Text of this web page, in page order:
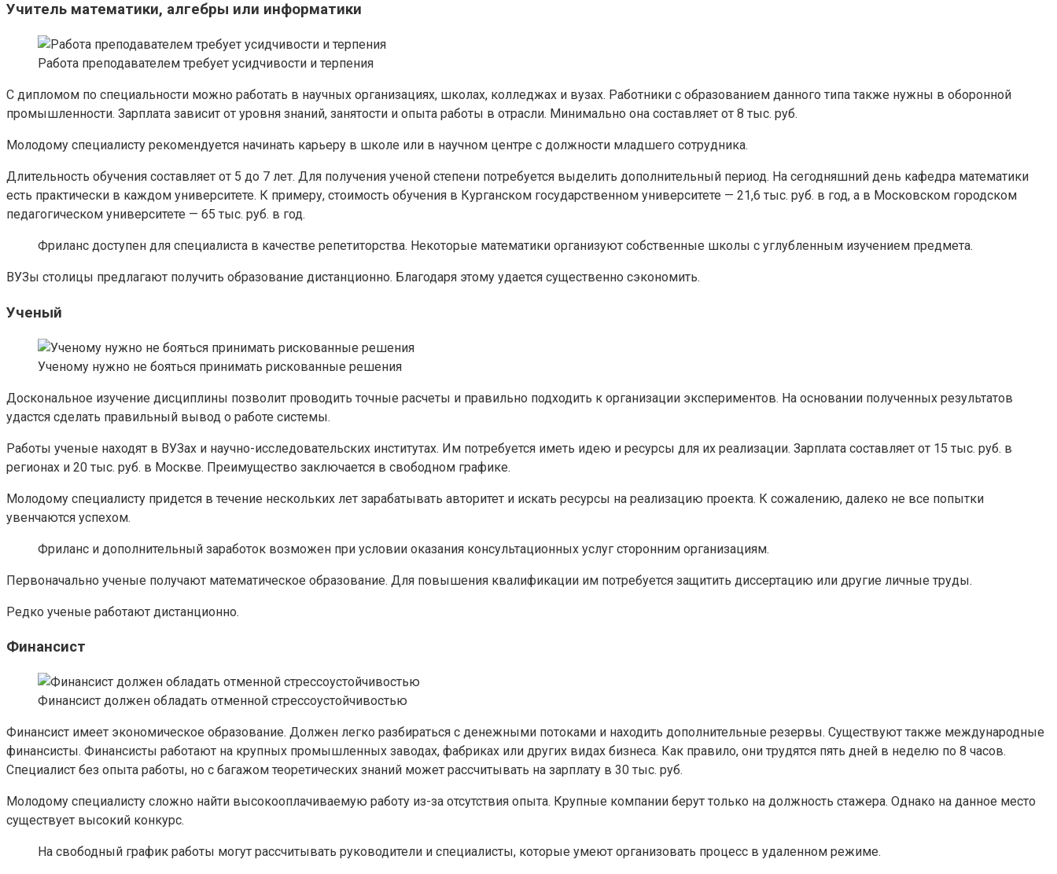
Учитель математики, алгебры или информатики
Работа преподавателем требует усидчивости и терпения
С дипломом по специальности можно работать в научных организациях, школах, колледжах и вузах. Работники с образованием данного типа также нужны в оборонной
промышленности. Зарплата зависит от уровня знаний, занятости и опыта работы в отрасли. Минимально она составляет от 8 тыс. руб.
Молодому специалисту рекомендуется начинать карьеру в школе или в научном центре с должности младшего сотрудника.
Длительность обучения составляет от 5 до 7 лет. Для получения ученой степени потребуется выделить дополнительный период. На сегодняшний день кафедра математики
есть практически в каждом университете. К примеру, стоимость обучения в Курганском государственном университете — 21,6 тыс. руб. в год, а в Московском городском
педагогическом университете — 65 тыс. руб. в год.
Фриланс доступен для специалиста в качестве репетиторства. Некоторые математики организуют собственные школы с углубленным изучением предмета.
ВУЗы столицы предлагают получить образование дистанционно. Благодаря этому удается существенно сэкономить.
Ученый
Ученому нужно не бояться принимать рискованные решения
Доскональное изучение дисциплины позволит проводить точные расчеты и правильно подходить к организации экспериментов. На основании полученных результатов
удастся сделать правильный вывод о работе системы.
Работы ученые находят в ВУЗах и научно-исследовательских институтах. Им потребуется иметь идею и ресурсы для их реализации. Зарплата составляет от 15 тыс. руб. в
регионах и 20 тыс. руб. в Москве. Преимущество заключается в свободном графике.
Молодому специалисту придется в течение нескольких лет зарабатывать авторитет и искать ресурсы на реализацию проекта. К сожалению, далеко не все попытки
увенчаются успехом.
Фриланс и дополнительный заработок возможен при условии оказания консультационных услуг сторонним организациям.
Первоначально ученые получают математическое образование. Для повышения квалификации им потребуется защитить диссертацию или другие личные труды.
Редко ученые работают дистанционно.
Финансист
Финансист должен обладать отменной стрессоустойчивостью
Финансист имеет экономическое образование. Должен легко разбираться с денежными потоками и находить дополнительные резервы. Существуют также международные
финансисты. Финансисты работают на крупных промышленных заводах, фабриках или других видах бизнеса. Как правило, они трудятся пять дней в неделю по 8 часов.
Специалист без опыта работы, но с багажом теоретических знаний может рассчитывать на зарплату в 30 тыс. руб.
Молодому специалисту сложно найти высокооплачиваемую работу из-за отсутствия опыта. Крупные компании берут только на должность стажера. Однако на данное место
существует высокий конкурс.
На свободный график работы могут рассчитывать руководители и специалисты, которые умеют организовать процесс в удаленном режиме.